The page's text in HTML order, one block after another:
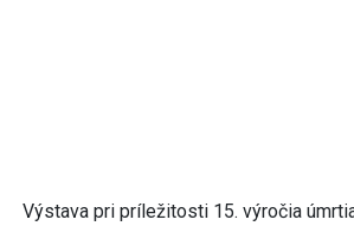
Výstava pri príležitosti 15. výročia